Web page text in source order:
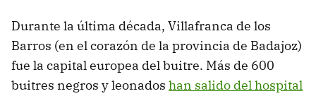
Durante la última década, Villafranca de los
Barros (en el corazón de la provincia de Badajoz)
fue la capital europea del buitre. Más de 600
buitres negros y leonados han salido del hospital